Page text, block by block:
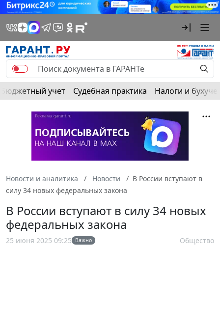
Бюджетный учет Судебная практика Налоги и
Новости и аналитика Новости
В России вступают в
силу 34 новых федеральных закона
В России вступают в силу 34 новых
федеральных закона
25 июня 2025 09:25 Важно Общество